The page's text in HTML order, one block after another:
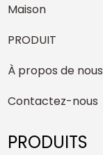
Maison
PRODUIT
À propos de nous
Contactez-nous
PRODUITS